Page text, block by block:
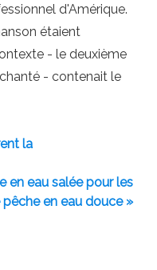
d'Amérique.
étaient
- le deuxième
- contenait le
la
en eau salée pour les
en eau douce »